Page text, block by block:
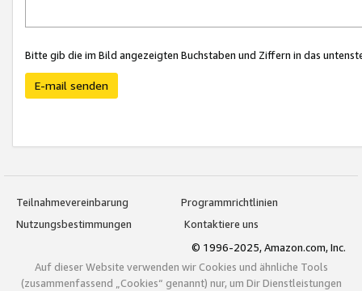
Bitte gib die im Bild angezeigten Buchstaben und Ziffern in das
E-mail senden
Teilnahmevereinbarung
Programmrichtlinien
Nutzungsbestimmungen
Kontaktiere uns
© 1996-2025, Amazon.com, Inc.
Auf dieser Website verwenden wir Cookies und ähnliche Tools
(zusammenfassend „Cookies“ genannt) nur, um Dir Dienstleistungen